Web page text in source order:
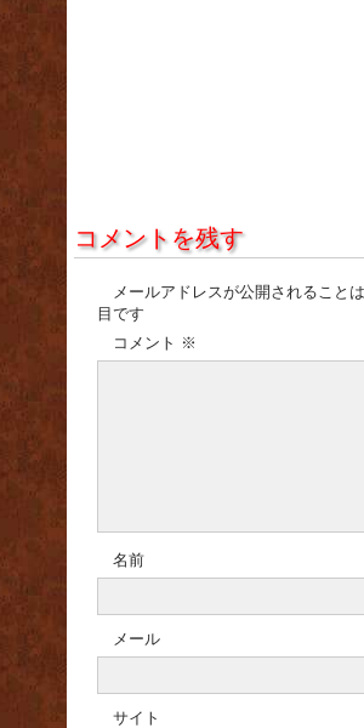
コメントを残す
メールアドレスが公開されることは
目です
コメント ※
名前
メール
サイト